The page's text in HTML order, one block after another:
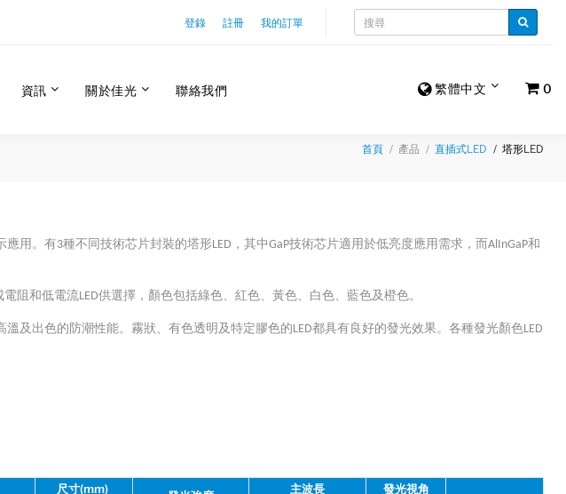
登錄 註冊 我的訂單
繁體中文 0
資訊 關於佳光 聯絡我們
首頁 產品 直插式LED 塔形LED
用。有3種不同技術芯片封裝的塔形LED，其中GaP技術芯片適用於低亮度應用需求，而AlInGaP和
阻和低電流LED供選擇，顏色包括綠色、紅色、黃色、白色、藍色及橙色。
及出色的防潮性能。霧狀、有色透明及特定膠色的LED都具有良好的發光效果。各種發光顏色LED
尺寸(mm)
主波長
發光視角